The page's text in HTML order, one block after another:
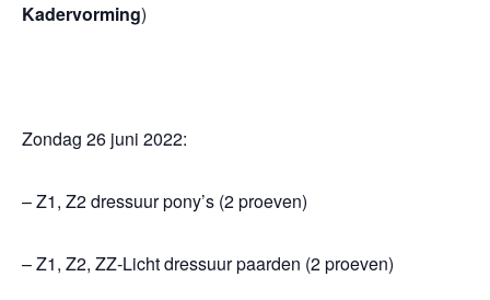
Kadervorming)
Zondag 26 juni 2022:
– Z1, Z2 dressuur pony’s (2 proeven)
– Z1, Z2, ZZ-Licht dressuur paarden (2 proeven)